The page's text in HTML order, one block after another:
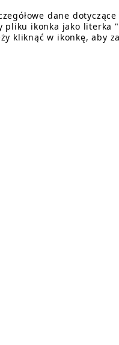
dane
ikonka jako literka
kliknąć w ikonkę, aby